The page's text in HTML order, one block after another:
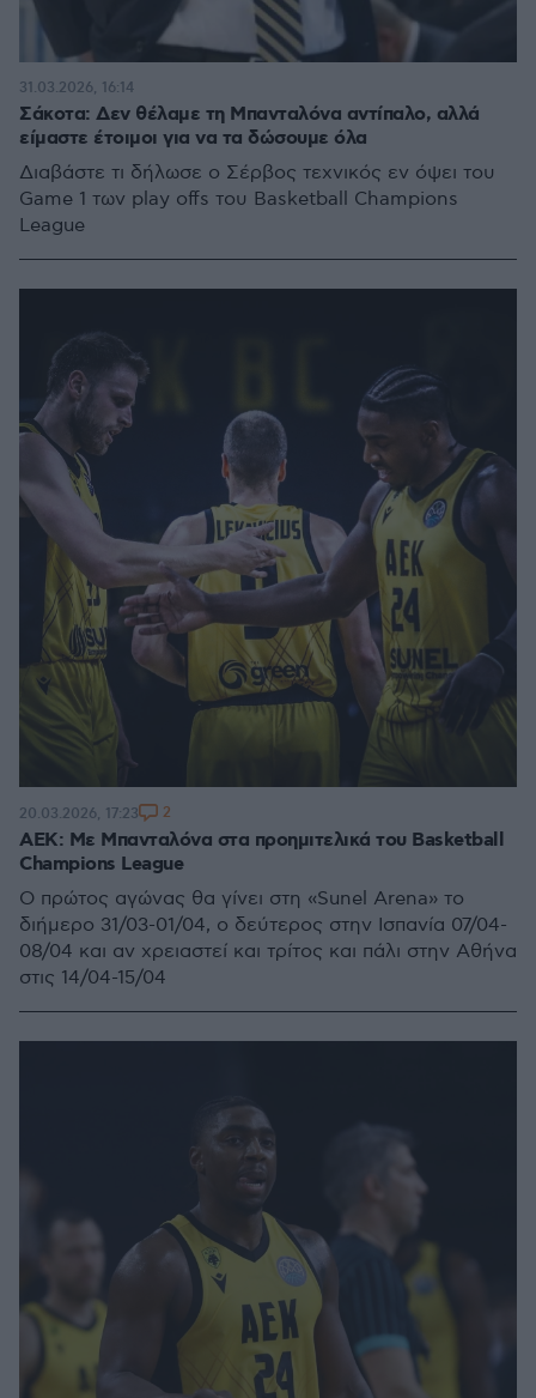
Σάκοτα: Δεν θέλαμε τη Μπανταλόνα αντίπαλο, αλλά
είμαστε έτοιμοι για να τα δώσουμε όλα
Διαβάστε τι δήλωσε ο Σέρβος τεχνικός εν όψει του
Game 1 των play offs του Basketball Champions
League
31.03.2026, 16:14
ΑΕΚ: Με Μπανταλόνα στα προημιτελικά του Basketball
Champions League
Ο πρώτος αγώνας θα γίνει στη «Sunel Arena» το
διήμερο 31/03-01/04, ο δεύτερος στην Ισπανία 07/04-
08/04 και αν χρειαστεί και τρίτος και πάλι στην Αθήνα
στις 14/04-15/04
20.03.2026, 17:23 2